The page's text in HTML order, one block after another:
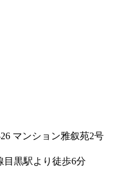
マンション雅叙苑2号
目黒駅より徒歩6分